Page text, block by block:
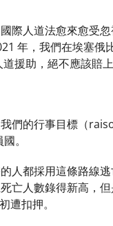
際人道法愈來愈受忽
年，我們在埃塞俄
援助，絕不應該賠上
們的行事目標（
。
人都採用這條路線
亡人數錄得新高，
扣押。